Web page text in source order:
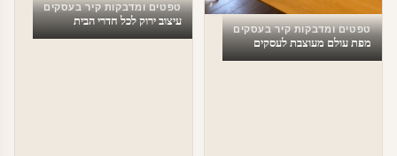
טפטים ומדבקות קיר בעסקים
מפת עולם מעוצבת לעסקים
טפטים ומדבקות קיר בעסקים
עיצוב ירוק לכל חדרי הבית